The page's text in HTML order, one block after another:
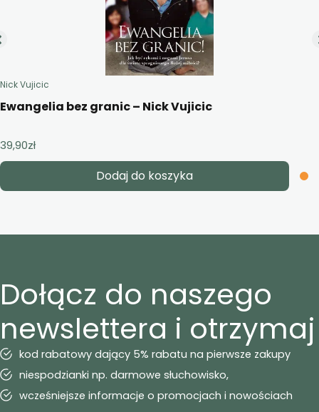
Nick Vujicic
Ewangelia bez granic – Nick Vujicic
39,90zł
Dodaj do koszyka
Dołącz do naszego
newslettera i otrzymaj
kod rabatowy dający 5% rabatu na pierwsze zakupy
niespodzianki np. darmowe słuchowisko,
wcześniejsze informacje o promocjach i nowościach